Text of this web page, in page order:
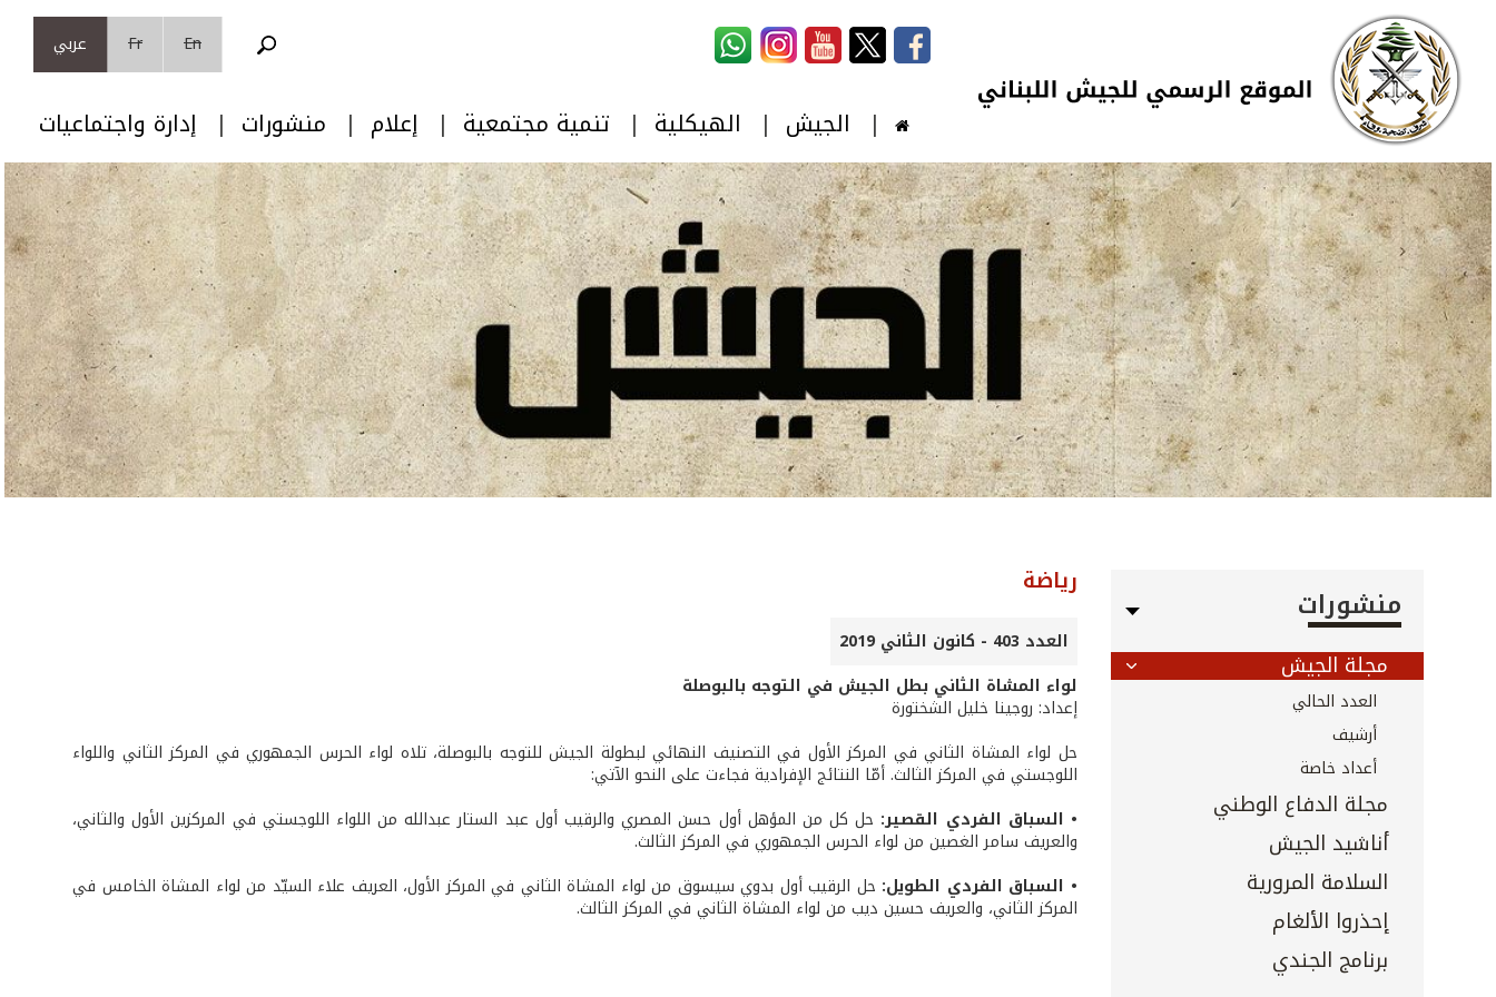
تجاوز إلى المحتوى الرئيسي
Skip to navigation
En
Fr عربي
الجيش الهيكلية تنمية مجتمعية إعلام منشورات إدارة واجتماعيات
منشورات
مجلة الجيش
العدد الحالي
أرشيف
أعداد خاصة
مجلة الدفاع الوطني
أناشيد الجيش
السلامة المرورية
إحذروا الألغام
برنامج الجندي
رياضة
العدد 403 - كانون الثاني 2019
لواء المشاة الثاني بطل الجيش في التوجه بالبوصلة
إعداد: روجينا خليل الشختورة
حل لواء المشاة الثاني في المركز الأول في التصنيف النهائي لبطولة الجيش للتوجه بالبوصلة، تلاه لواء الحرس الجمهوري في المركز الثاني واللواء
اللوجستي في المركز الثالث. أمّا النتائج الإفرادية فجاءت على النحو الآتي:
• السباق الفردي القصير: حل كل من المؤهل أول حسن المصري والرقيب أول عبد الستار عبدالله من اللواء اللوجستي في المركزين الأول والثاني،
والعريف سامر الغصين من لواء الحرس الجمهوري في المركز الثالث.
• السباق الفردي الطويل: حل الرقيب أول بدوي سيسوق من لواء المشاة الثاني في المركز الأول، العريف علاء السيّد من لواء المشاة الخامس في
المركز الثاني، والعريف حسين ديب من لواء المشاة الثاني في المركز الثالث.